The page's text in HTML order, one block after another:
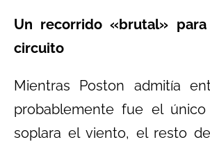
Un recorrido «brutal»
circuito
Mientras Poston admitía
probablemente fue el
soplara el viento, el resto